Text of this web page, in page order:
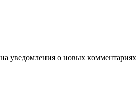
уведомления о новых комментариях